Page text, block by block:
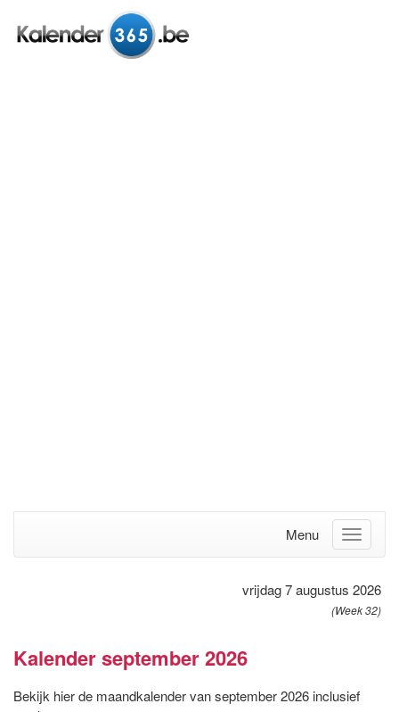
Menu
vrijdag 7 augustus 2026
(Week 32)
Kalender september 2026
Bekijk hier de maandkalender van september 2026 inclusief